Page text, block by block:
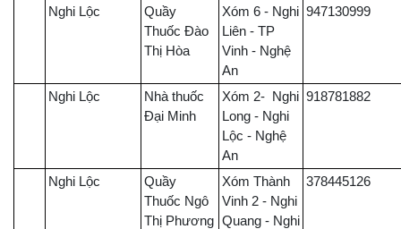
Nghi Lộc
Quầy
Thuốc Đào
Thị Hòa
Xóm 6 - Nghi
Liên - TP
Vinh - Nghệ
An
947130999
Nghi Lộc
Nhà thuốc
Đại Minh
Xóm 2- Nghi
Long - Nghi
Lộc - Nghệ
An
918781882
Nghi Lộc
Quầy
Thuốc Ngô
Thị Phương
Xóm Thành
Vinh 2 - Nghi
Quang - Nghi
378445126